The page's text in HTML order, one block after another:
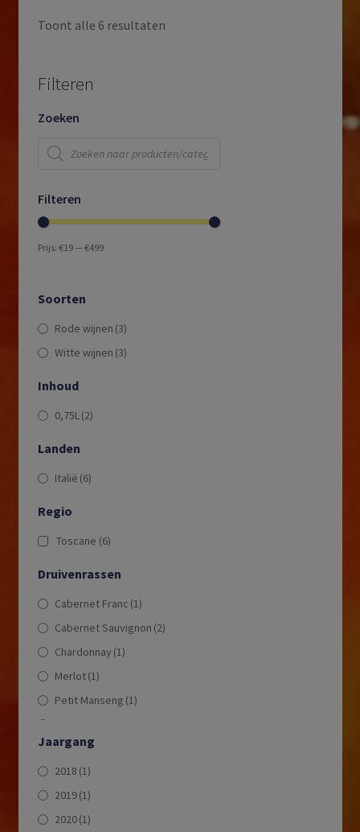
Toont alle 6 resultaten
Filteren
Zoeken
Producten
zoeken
Filteren
Prijs: €19— €499
Soorten
Rode wijnen (3)
Witte wijnen (3)
Inhoud
0,75L(2)
Landen
Italië (6)
Regio
Toscane (6)
Druivenrassen
Cabernet Franc (1)
Cabernet Sauvignon (2)
Chardonnay (1)
Merlot(1)
Petit Manseng (1)
Sangiovese
Sauvignon Blanc
Sémillon
Traminer
Jaargang
2018 (1)
2019(1)
2020(1)